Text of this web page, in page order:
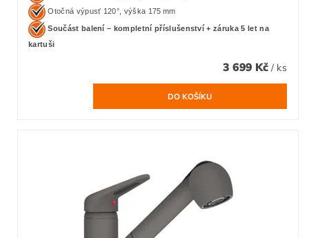
Otočná výpusť 120°, výška 175 mm
Součást balení – kompletní příslušenství + záruka 5 let na
kartuši
3 699 Kč / ks